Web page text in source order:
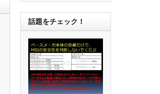
話題をチェック！